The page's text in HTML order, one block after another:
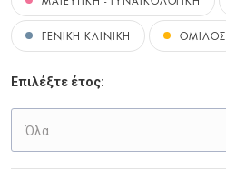
ΓΕΝΙΚΗ ΚΛΙΝΙΚΗ ΟΜΙΛΟΣ
Επιλέξτε έτος:
Όλα